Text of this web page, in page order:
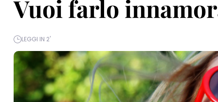
Vuoi farlo
LEGGI IN 2'